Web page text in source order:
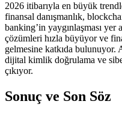
2026 itibarıyla en büyük
finansal danışmanlık,
banking’in yaygınlaşması
çözümleri hızla büyüyor ve
gelmesine katkıda bulunuyor.
dijital kimlik doğrulama ve
çıkıyor.
Sonuç ve Son Söz